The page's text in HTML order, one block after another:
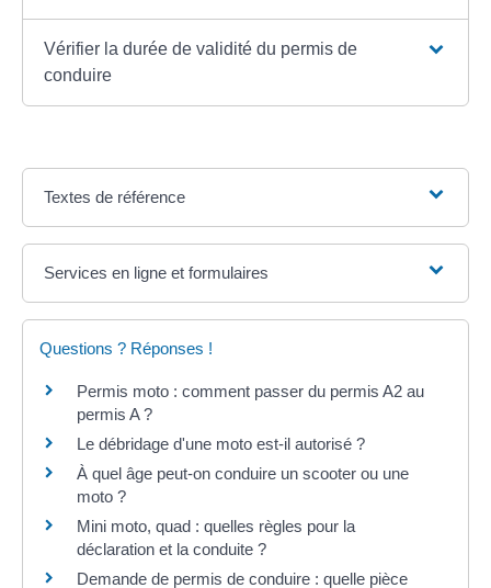
Vérifier la durée de validité du permis de
conduire
Textes de référence
Services en ligne et formulaires
Questions ? Réponses !
Permis moto : comment passer du permis A2 au
permis A ?
Le débridage d'une moto est-il autorisé ?
À quel âge peut-on conduire un scooter ou une
moto ?
Mini moto, quad : quelles règles pour la
déclaration et la conduite ?
Demande de permis de conduire : quelle pièce